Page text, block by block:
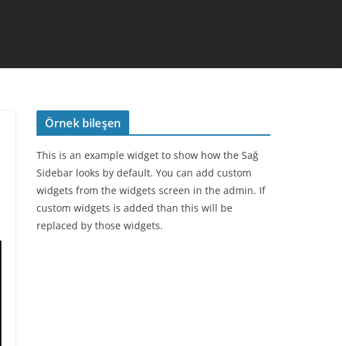
Örnek bileşen
This is an example widget to show how the Sağ
Sidebar looks by default. You can add custom
widgets from the widgets screen in the admin. If
custom widgets is added than this will be
replaced by those widgets.